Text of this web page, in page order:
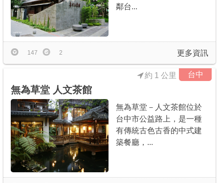
鄰台...
更多資訊
147 2
台中
約 1 公里
無為草堂 人文茶館
無為草堂－人文茶館位於
台中市公益路上，是一種
有傳統古色古香的中式建
築餐廳，...